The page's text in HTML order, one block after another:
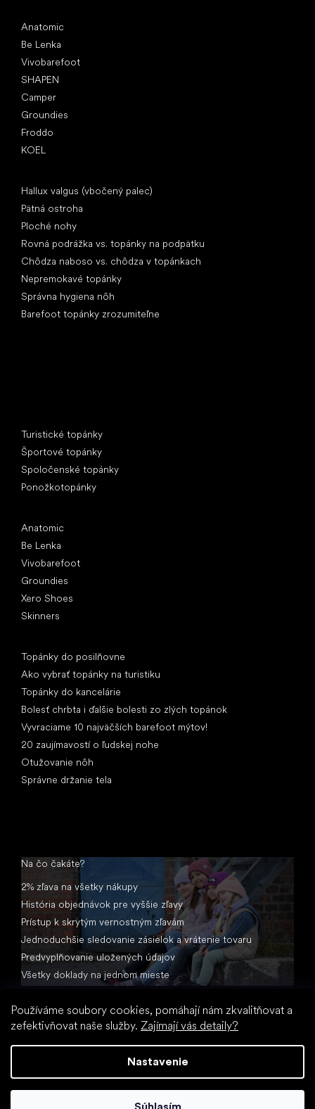
Používáme soubory cookies, pomáhají nám zkvalitňovat a
zefektivňovat naše služby. Zajímají vás detaily?
Nastavenie
Anatomic
Be Lenka
Vivobarefoot
SHAPEN
Camper
Groundies
Froddo
KOEL
Hallux valgus (vbočený palec)
Pätná ostroha
Ploché nohy
Rovná podrážka vs. topánky na podpätku
Chôdza naboso vs. chôdza v topánkach
Nepremokavé topánky
Správna hygiena nôh
Barefoot topánky zrozumiteľne
Turistické topánky
Športové topánky
Spoločenské topánky
Ponožkotopánky
Anatomic
Be Lenka
Vivobarefoot
Groundies
Xero Shoes
Skinners
Topánky do posilňovne
Ako vybrať topánky na turistiku
Topánky do kancelárie
Bolesť chrbta i ďalšie bolesti zo zlých topánok
Vyvraciame 10 najväčších barefoot mýtov!
20 zaujímavostí o ľudskej nohe
Otužovanie nôh
Správne držanie tela
Na čo čakáte?
2% zľava na všetky nákupy
História objednávok pre vyššie zľavy
Prístup k skrytým vernostným zľavám
Jednoduchšie sledovanie zásielok a vrátenie tovaru
Predvyplňovanie uložených údajov
Všetky doklady na jednom mieste
Vytvoril Shoptet